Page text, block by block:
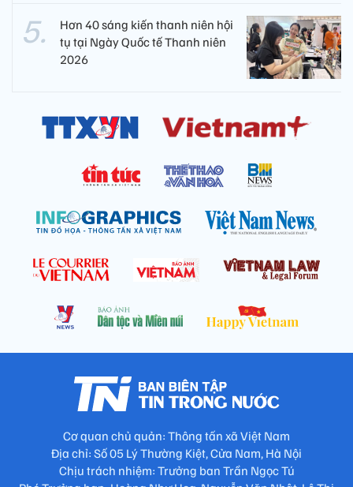
Hơn 40 sáng kiến thanh niên hội
tụ tại Ngày Quốc tế Thanh niên
2026
Cơ quan chủ quản: Thông tấn xã Việt Nam
Địa chỉ: Số 05 Lý Thường Kiệt, Cửa Nam, Hà Nội
Chịu trách nhiệm: Trưởng ban Trần Ngọc Tú